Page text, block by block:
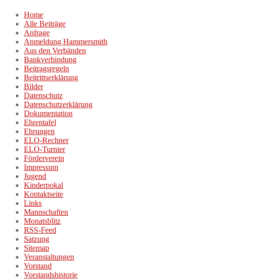
Home
Alle Beiträge
Anfrage
Anmeldung Hammersmith
Aus den Verbänden
Bankverbindung
Beitragsregeln
Beitrittserklärung
Bilder
Datenschutz
Datenschutzerklärung
Dokumentation
Ehrentafel
Ehrungen
ELO-Rechner
ELO-Turnier
Förderverein
Impressum
Jugend
Kinderpokal
Kontaktseite
Links
Mannschaften
Monatsblitz
RSS-Feed
Satzung
Sitemap
Veranstaltungen
Vorstand
Vorstandshistorie